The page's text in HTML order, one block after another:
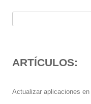
ARTÍCULOS:
Actualizar aplicaciones en